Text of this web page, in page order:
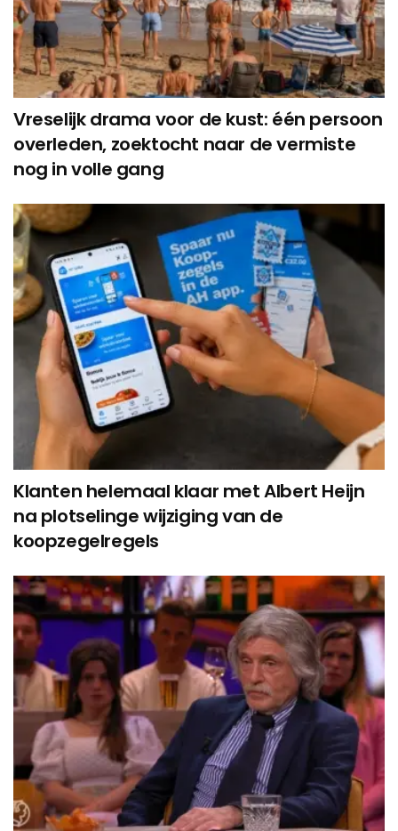
Vreselijk drama voor de kust: één persoon
overleden, zoektocht naar de vermiste
nog in volle gang
Klanten helemaal klaar met Albert Heijn
na plotselinge wijziging van de
koopzegelregels